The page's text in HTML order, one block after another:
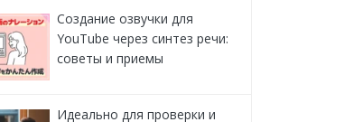
Создание озвучки для
YouTube через синтез речи:
советы и приемы
Идеально для проверки и